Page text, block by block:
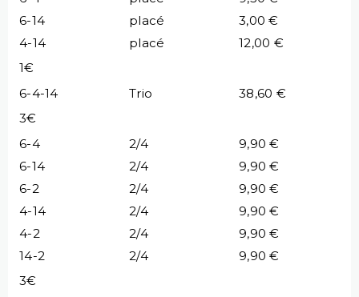
6-14
placé
3,00 €
4-14
placé
12,00 €
1€
6-4-14
Trio
38,60 €
3€
6-4
2/4
9,90 €
6-14
2/4
9,90 €
6-2
2/4
9,90 €
4-14
2/4
9,90 €
4-2
2/4
9,90 €
14-2
2/4
9,90 €
3€